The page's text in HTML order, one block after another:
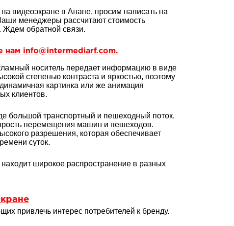
видеоэкране в Анапе, просим написать на
менеджеры рассчитают стоимость
Ждем обратной связи.
нам info@intermediarf.com.
носитель передает информацию в виде
степенью контраста и яркостью, поэтому
картинка или же анимация
клиентов.
большой транспортный и пешеходный поток.
перемещения машин и пешеходов.
разрешения, которая обеспечивает
суток.
широкое распространение в разных
привлечь интерес потребителей к бренду.